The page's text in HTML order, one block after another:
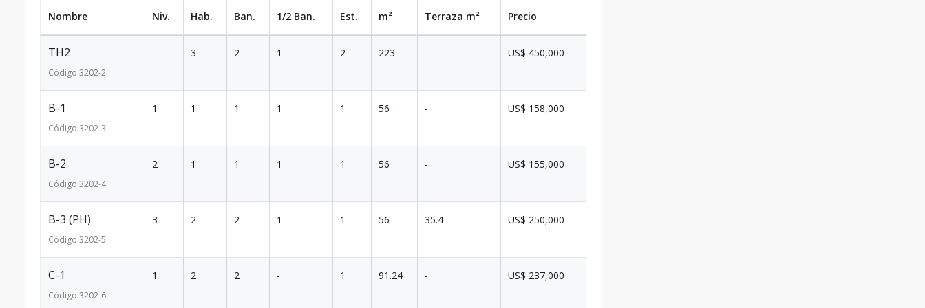
Nombre Niv. Hab. Ban. 1/2 Ban. Est. m² Terraza m² Precio
TH2
Código 3202-2
- 3 2 1 2 223 - US$ 450,000
B-1
Código 3202-3
1 1 1 1 1 56 - US$ 158,000
B-2
Código 3202-4
2 1 1 1 1 56 - US$ 155,000
B-3 (PH)
Código 3202-5
3 2 2 1 1 56 35.4 US$ 250,000
C-1
Código 3202-6
1 2 2 - 1 91.24 - US$ 237,000